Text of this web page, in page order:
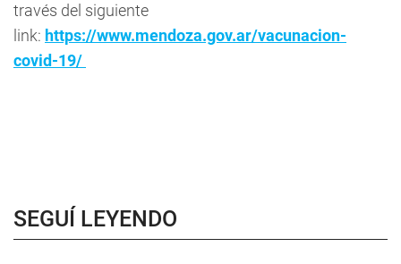
través del siguiente
link: https://www.mendoza.gov.ar/vacunacion-
covid-19/
SEGUÍ LEYENDO